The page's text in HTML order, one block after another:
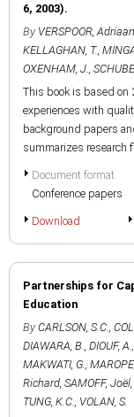
6, 2003).
By VERSPOOR,
KELLAGHAN, T.,
OXENHAM, J.,
This book is based on
experiences with
background papers
summarizes research
Document format
Conference papers
Download
Partnerships for
Education
By CARLSON, S.C.,
DIAWARA, B., DIOUF, A.,
MAKWATI, G.,
Richard, SAMOFF, Joël,
TUNG, K.C., VOLAN, S.